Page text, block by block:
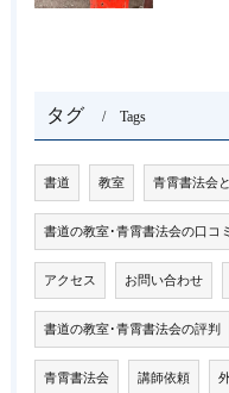
タグ Tags
書道 教室 青霄書法会
書道の教室･青霄書法会の口コ
アクセス お問い合わせ
書道の教室･青霄書法会の評判
青霄書法会 講師依頼